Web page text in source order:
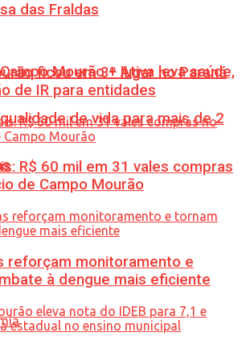
Mourão + Ativa leva saúde,
de vida para mais de 2
das Fraldas
ficou em 3º lugar no Paraná
de IR para entidades
R$ 60 mil em 31 vales compras
de Campo Mourão
reforçam monitoramento e
à dengue mais eficiente